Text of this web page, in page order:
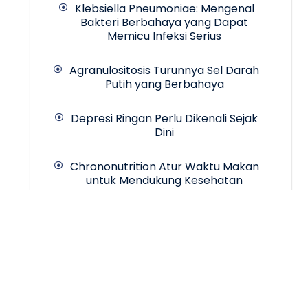
Klebsiella Pneumoniae: Mengenal
Bakteri Berbahaya yang Dapat
Memicu Infeksi Serius
Agranulositosis Turunnya Sel Darah
Putih yang Berbahaya
Depresi Ringan Perlu Dikenali Sejak
Dini
Chrononutrition Atur Waktu Makan
untuk Mendukung Kesehatan